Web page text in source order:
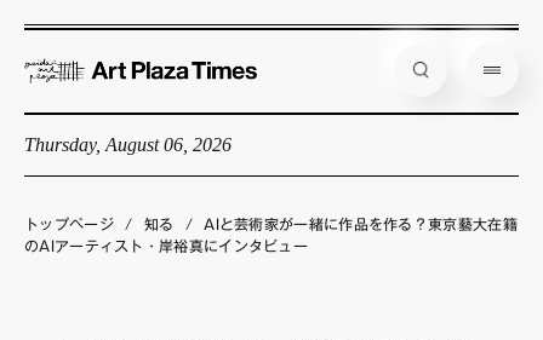
Thursday, August 06, 2026
企画展情報
トップページ / 知る /
AIと芸術家が一緒に作品を作る？東京藝大在籍
のAIアーティスト・岸裕真にインタビュー